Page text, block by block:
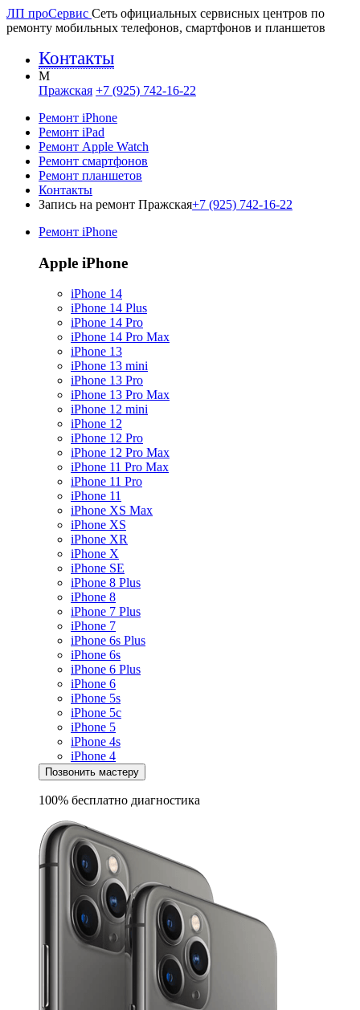
ЛП проСервис Сеть официальных сервисных центров по
ремонту мобильных телефонов, смартфонов и планшетов
Контакты
M
Пражская +7 (925) 742-16-22
Ремонт iPhone
Ремонт iPad
Ремонт Apple Watch
Ремонт смартфонов
Ремонт планшетов
Контакты
Запись на ремонт Пражская+7 (925) 742-16-22
Ремонт iPhone
Apple iPhone
iPhone 14
iPhone 14 Plus
iPhone 14 Pro
iPhone 14 Pro Max
iPhone 13
iPhone 13 mini
iPhone 13 Pro
iPhone 13 Pro Max
iPhone 12 mini
iPhone 12
iPhone 12 Pro
iPhone 12 Pro Max
iPhone 11 Pro Max
iPhone 11 Pro
iPhone 11
iPhone XS Max
iPhone XS
iPhone XR
iPhone X
iPhone SE
iPhone 8 Plus
iPhone 8
iPhone 7 Plus
iPhone 7
iPhone 6s Plus
iPhone 6s
iPhone 6 Plus
iPhone 6
iPhone 5s
iPhone 5c
iPhone 5
iPhone 4s
iPhone 4
Позвонить мастеру
100% бесплатно диагностика